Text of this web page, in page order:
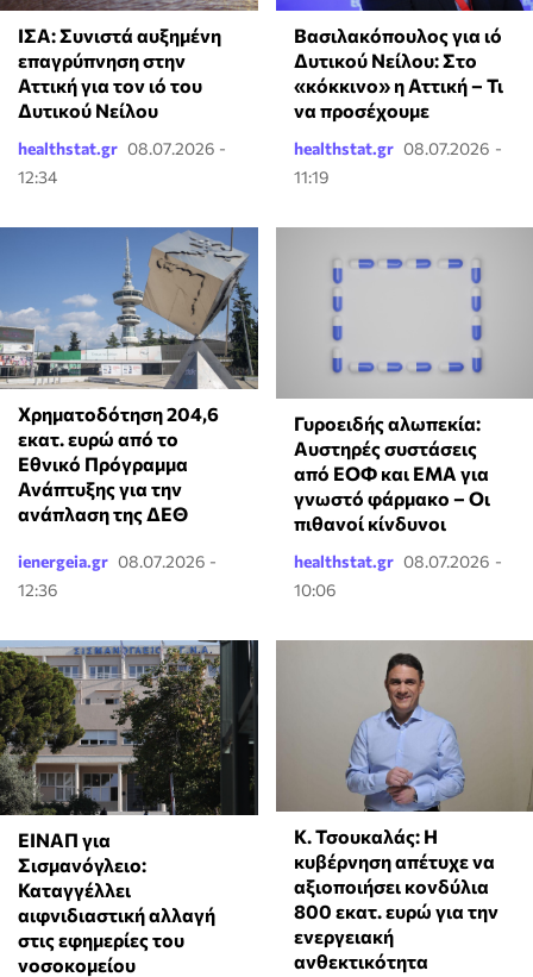
ΙΣΑ: Συνιστά αυξημένη
επαγρύπνηση στην
Αττική για τον ιό του
Δυτικού Νείλου
healthstat.gr 08.07.2026 -
12:34
Βασιλακόπουλος για ιό
Δυτικού Νείλου: Στο
«κόκκινο» η Αττική – Τι
να προσέχουμε
healthstat.gr 08.07.2026 -
11:19
Χρηματοδότηση 204,6
εκατ. ευρώ από το
Εθνικό Πρόγραμμα
Ανάπτυξης για την
ανάπλαση της ΔΕΘ
ienergeia.gr 08.07.2026 -
12:36
Γυροειδής αλωπεκία:
Αυστηρές συστάσεις
από ΕΟΦ και EMA για
γνωστό φάρμακο – Οι
πιθανοί κίνδυνοι
healthstat.gr 08.07.2026 -
10:06
ΕΙΝΑΠ για
Σισμανόγλειο:
Καταγγέλλει
αιφνιδιαστική αλλαγή
στις εφημερίες του
νοσοκομείου
Κ. Τσουκαλάς: Η
κυβέρνηση απέτυχε να
αξιοποιήσει κονδύλια
800 εκατ. ευρώ για την
ενεργειακή
ανθεκτικότητα